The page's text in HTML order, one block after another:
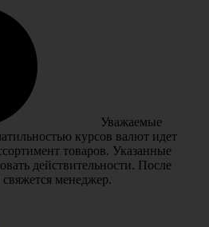
Уважаемые
курсов валют идет
товаров. Указанные
действительности. После
менеджер.